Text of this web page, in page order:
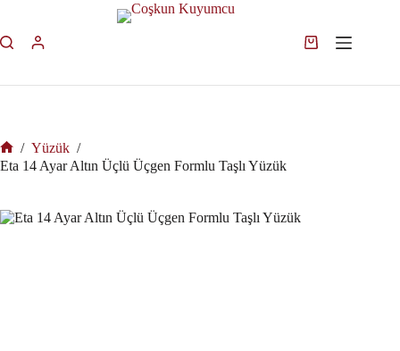
/ Yüzük /
Eta 14 Ayar Altın Üçlü Üçgen Formlu Taşlı Yüzük